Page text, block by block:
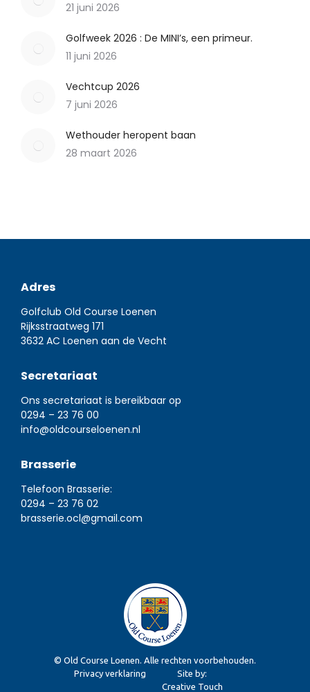
21 juni 2026
Golfweek 2026 : De MINI’s, een primeur.
11 juni 2026
Vechtcup 2026
7 juni 2026
Wethouder heropent baan
28 maart 2026
Adres
Golfclub Old Course Loenen
Rijksstraatweg 171
3632 AC Loenen aan de Vecht
Secretariaat
Ons secretariaat is bereikbaar op
0294 – 23 76 00
info@oldcourseloenen.nl
Brasserie
Telefoon Brasserie:
0294 – 23 76 02
brasserie.ocl@gmail.com
© Old Course Loenen. Alle rechten voorbehouden.
Privacy verklaring
Site by:
Creative Touch